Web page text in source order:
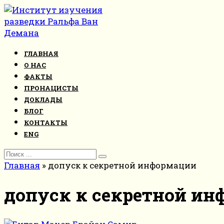
Перейти
к
контенту
ГЛАВНАЯ
О НАС
ФАКТЫ
ПРОНАЦИСТЫ
ДОКЛАДЫ
БЛОГ
КОНТАКТЫ
ENG
Search
for:
Главная » допуск к секретной информации
допуск к секретной